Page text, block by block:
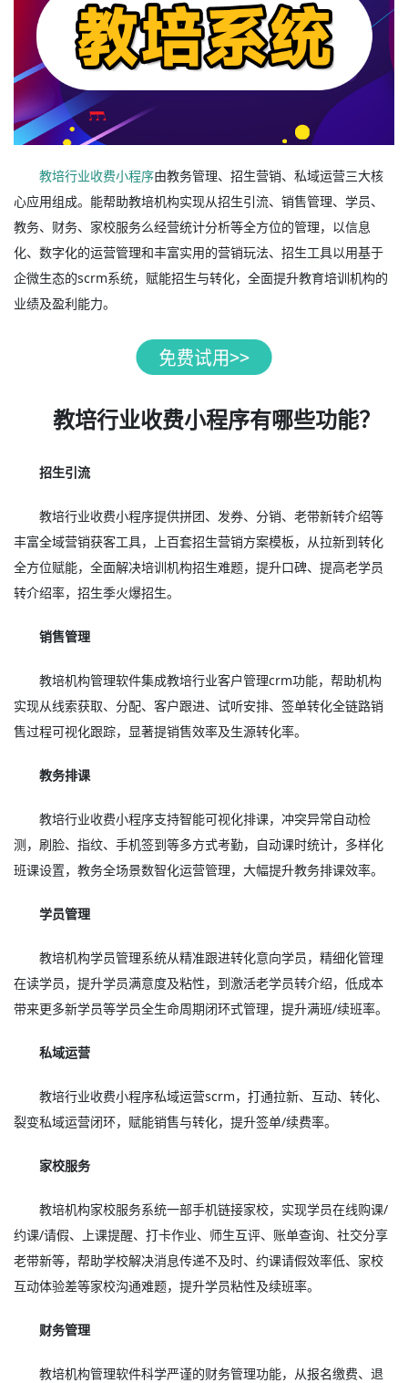
教培行业收费小程序由教务管理、招生营销、私域运营三大核
心应用组成。能帮助教培机构实现从招生引流、销售管理、学员、
教务、财务、家校服务么经营统计分析等全方位的管理，以信息
化、数字化的运营管理和丰富实用的营销玩法、招生工具以用基于
企微生态的scrm系统，赋能招生与转化，全面提升教育培训机构的
业绩及盈利能力。
教培行业收费小程序有哪些功能？
招生引流
教培行业收费小程序提供拼团、发券、分销、老带新转介绍等
丰富全域营销获客工具，上百套招生营销方案模板，从拉新到转化
全方位赋能，全面解决培训机构招生难题，提升口碑、提高老学员
转介绍率，招生季火爆招生。
销售管理
教培机构管理软件集成教培行业客户管理crm功能，帮助机构
实现从线索获取、分配、客户跟进、试听安排、签单转化全链路销
售过程可视化跟踪，显著提销售效率及生源转化率。
教务排课
教培行业收费小程序支持智能可视化排课，冲突异常自动检
测，刷脸、指纹、手机签到等多方式考勤，自动课时统计，多样化
班课设置，教务全场景数智化运营管理，大幅提升教务排课效率。
学员管理
教培机构学员管理系统从精准跟进转化意向学员，精细化管理
在读学员，提升学员满意度及粘性，到激活老学员转介绍，低成本
带来更多新学员等学员全生命周期闭环式管理，提升满班/续班率。
私域运营
教培行业收费小程序私域运营scrm，打通拉新、互动、转化、
裂变私域运营闭环，赋能销售与转化，提升签单/续费率。
家校服务
教培机构家校服务系统一部手机链接家校，实现学员在线购课/
约课/请假、上课提醒、打卡作业、师生互评、账单查询、社交分享
老带新等，帮助学校解决消息传递不及时、约课请假效率低、家校
互动体验差等家校沟通难题，提升学员粘性及续班率。
财务管理
教培机构管理软件科学严谨的财务管理功能，从报名缴费、退